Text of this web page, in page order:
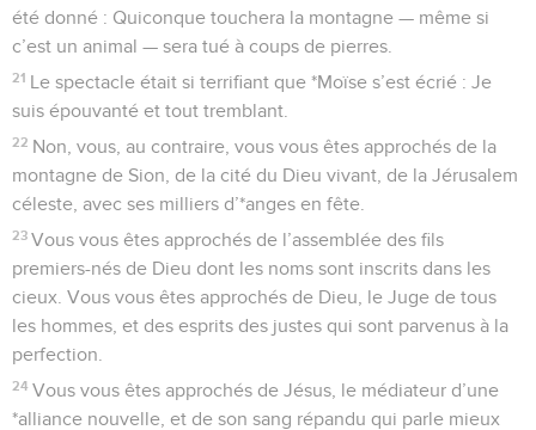
été donné : Quiconque touchera la montagne — même si
c’est un animal — sera tué à coups de pierres.
21 Le spectacle était si terrifiant que *Moïse s’est écrié : Je
suis épouvanté et tout tremblant.
22 Non, vous, au contraire, vous vous êtes approchés de la
montagne de Sion, de la cité du Dieu vivant, de la Jérusalem
céleste, avec ses milliers d’*anges en fête.
23 Vous vous êtes approchés de l’assemblée des fils
premiers-nés de Dieu dont les noms sont inscrits dans les
cieux. Vous vous êtes approchés de Dieu, le Juge de tous
les hommes, et des esprits des justes qui sont parvenus à la
perfection.
24 Vous vous êtes approchés de Jésus, le médiateur d’une
*alliance nouvelle, et de son sang répandu qui parle mieux